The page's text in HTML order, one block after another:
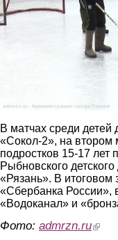
В матчах среди детей
«Сокол-2», на втором
подростков 15-17 лет
Рыбновского
«Рязань». В итоговом
«Сбербанка России»,
«Водоканал» и
Фото: admrzn.ru(link